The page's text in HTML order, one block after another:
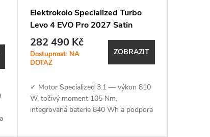
Elektrokolo Specialized Turbo
Levo 4 EVO Pro 2027 Satin
Shadow / Silver Dust
282 490 Kč
Dostupnost: NA
DOTAZ
ZOBRAZIT
✓ Motor Specialized 3.1 — výkon 810
W, točivý moment 105 Nm,
integrovaná baterie 840 Wh a podpora